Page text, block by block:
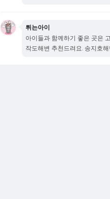
튀는아이
아이들과 함께하기 좋은 곳은
작도해변 추천드려요. 송지호해